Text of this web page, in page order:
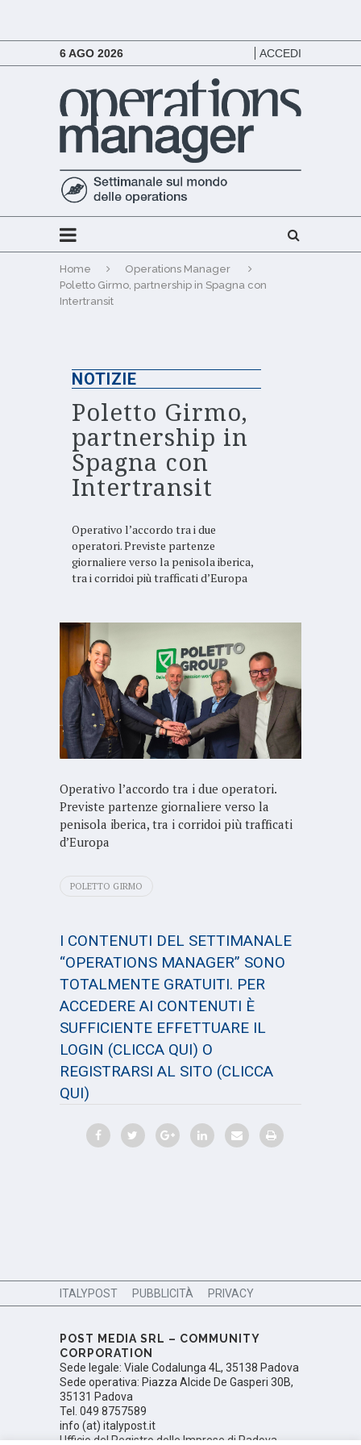
6 AGO 2026 ACCEDI
Home
Operations Manager
Poletto Girmo, partnership in Spagna con
Intertransit
NOTIZIE
Poletto Girmo,
partnership in
Spagna con
Intertransit
Operativo l’accordo tra i due
operatori. Previste partenze
giornaliere verso la penisola iberica,
tra i corridoi più trafficati d’Europa
Operativo l’accordo tra i due operatori.
Previste partenze giornaliere verso la
penisola iberica, tra i corridoi più trafficati
d’Europa
POLETTO GIRMO
I CONTENUTI DEL SETTIMANALE
“OPERATIONS MANAGER” SONO
TOTALMENTE GRATUITI. PER
ACCEDERE AI CONTENUTI È
SUFFICIENTE EFFETTUARE IL
LOGIN (CLICCA QUI) O
REGISTRARSI AL SITO (CLICCA
QUI)
ITALYPOST PUBBLICITÀ PRIVACY
POST MEDIA SRL – COMMUNITY
CORPORATION
Sede legale: Viale Codalunga 4L, 35138 Padova
Sede operativa: Piazza Alcide De Gasperi 30B,
35131 Padova
Tel. 049 8757589
info (at) italypost.it
Ufficio del Registro delle Imprese di Padova,